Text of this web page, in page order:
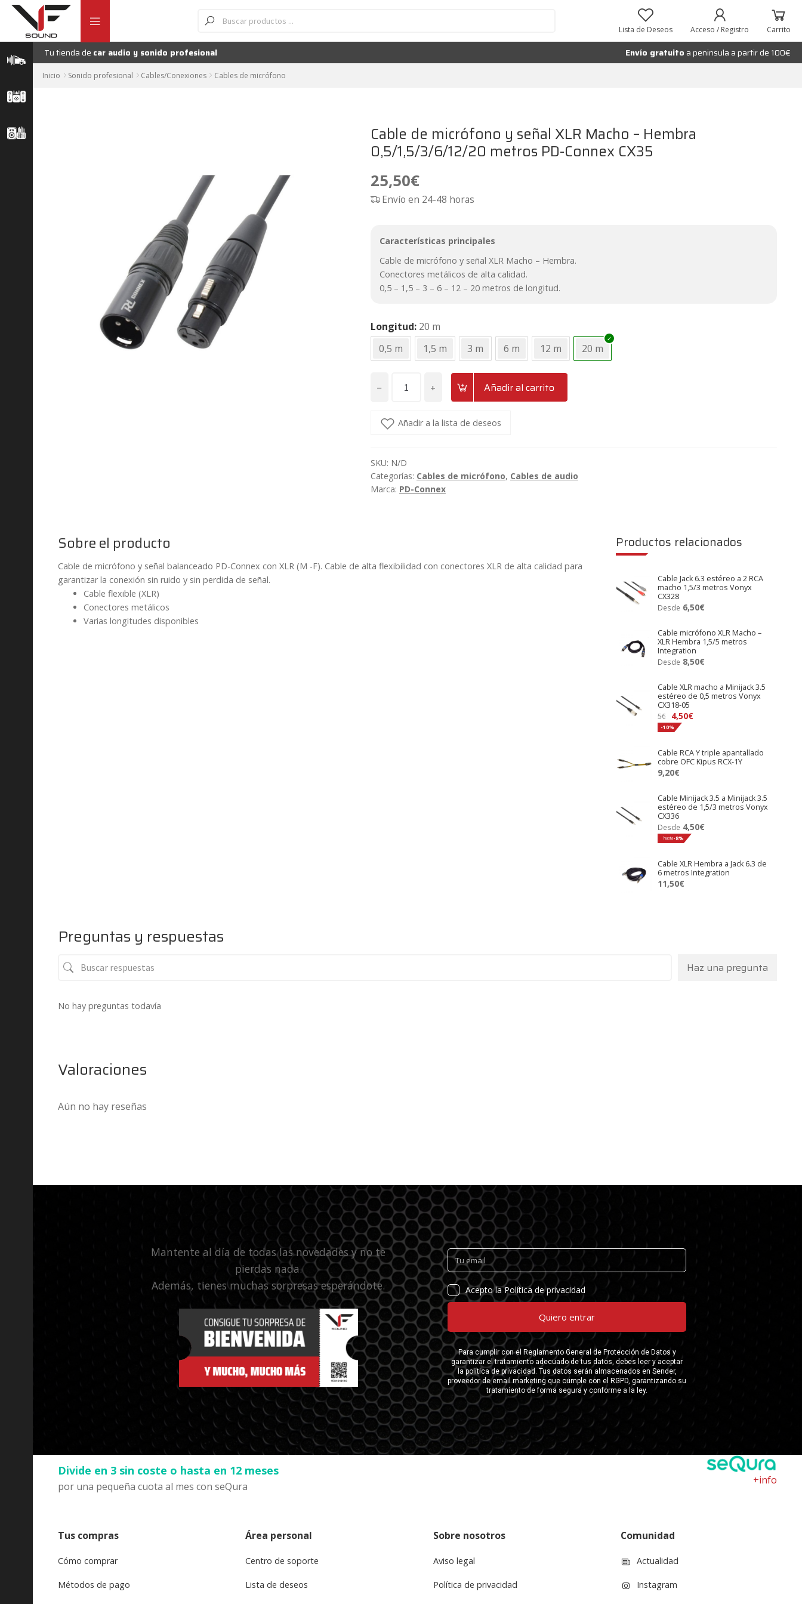
Ir
navegación
Ir
contenido
de
productos Lista de Deseos Acceso / Registro Carrito
Tu tienda de car audio y sonido profesional Envío gratuito a peninsula a partir de 100€
Inicio Sonido profesional Cables/Conexiones Cables de micrófono
Cable de micrófono y señal XLR Macho – Hembra
0,5/1,5/3/6/12/20 metros PD-Connex CX35
25,50€
Envío en 24-48 horas
Características principales
Cable de micrófono y señal XLR Macho – Hembra.
Conectores metálicos de alta calidad.
0,5 – 1,5 – 3 – 6 – 12 – 20 metros de longitud.
Longitud 20 m
0,5 m
1,5 m 3 m 6 m 12 m 20 m
−
micrófono
XLR
Macho
Connex
+ Añadir al carrito
Añadir a la lista de deseos
SKU: N/D
Categorías: Cables de micrófono, Cables de audio
Marca: PD-Connex
Sobre el producto
Cable de micrófono y señal balanceado PD-Connex con XLR (M -F). Cable de alta flexibilidad con conectores XLR de alta calidad para
garantizar la conexión sin ruido y sin perdida de señal.
Cable flexible (XLR)
Conectores metálicos
Varias longitudes disponibles
Productos relacionados
Cable Jack 6.3 estéreo a 2 RCA
macho 1,5/3 metros Vonyx
CX328
Desde 6,50€
Cable micrófono XLR Macho –
XLR Hembra 1,5/5 metros
Integration
Desde 8,50€
Cable XLR macho a Minijack 3.5
estéreo de 0,5 metros Vonyx
CX318-05
5€
El
precio
era:
5€.
4,50€El
es:
4,50€.
-10%
Cable RCA Y triple apantallado
cobre OFC Kipus RCX-1Y
9,20€
Cable Minijack 3.5 a Minijack 3.5
estéreo de 1,5/3 metros Vonyx
CX336
Desde 4,50€
hasta-8%
Cable XLR Hembra a Jack 6.3 de
6 metros Integration
11,50€
Preguntas y respuestas
Haz una pregunta
No hay preguntas todavía
Valoraciones
Aún no hay reseñas
Mantente al día de todas las novedades y no te
pierdas nada.
Además, tienes muchas sorpresas esperándote.
Divide en 3 sin coste o hasta en 12 meses
por una pequeña cuota al mes con seQura
+info
Tus compras
Cómo comprar
Métodos de pago
Área personal
Centro de soporte
Lista de deseos
Sobre nosotros
Aviso legal
Política de privacidad
Comunidad
Actualidad
Instagram
Añadir al carrito